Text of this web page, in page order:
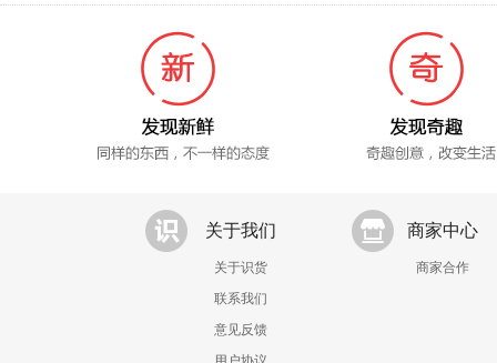
关于我们
关于识货
联系我们
意见反馈
商家中心
商家合作